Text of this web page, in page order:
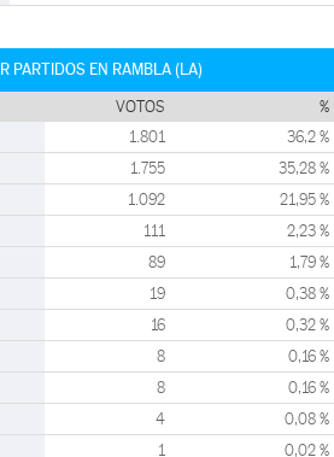
PARTIDOS EN RAMBLA (LA)
VOTOS %
1.801 36,2 %
1.755 35,28 %
1.092 21,95 %
111 2,23 %
89 1,79 %
19 0,38 %
16 0,32 %
8 0,16 %
8 0,16 %
4 0,08 %
1 0,02 %